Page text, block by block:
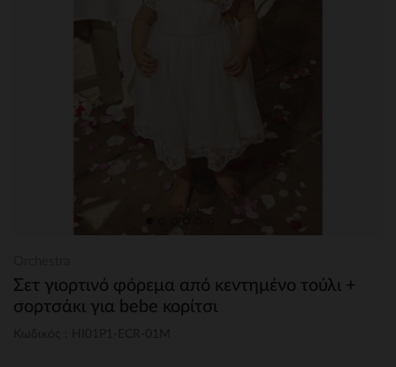
Σετ γιορτινό φόρεμα από κεντημένο τούλι +
σορτσάκι για bebe κορίτσι